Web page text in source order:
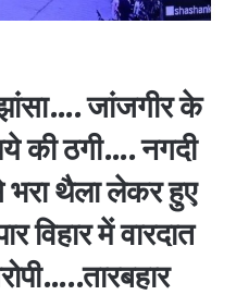
जांजगीर के
की ठगी…. नगदी
थैला लेकर हुए
विहार में वारदात